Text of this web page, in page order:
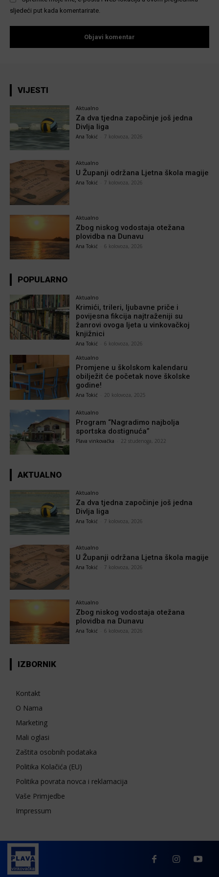
sljedeći put kada komentarirate.
VIJESTI
Aktualno
Za dva tjedna započinje još jedna
Divlja liga
Ana Tokić 7 kolovoza, 2026
Aktualno
U Županji održana Ljetna škola magije
Ana Tokić 7 kolovoza, 2026
Aktualno
Zbog niskog vodostaja otežana
plovidba na Dunavu
Ana Tokić 6 kolovoza, 2026
POPULARNO
Aktualno
Krimići, trileri, ljubavne priče i
povijesna fikcija najtraženiji su
žanrovi ovoga ljeta u vinkovačkoj
knjižnici
Ana Tokić 6 kolovoza, 2026
Aktualno
Promjene u školskom kalendaru
obilježit će početak nove školske
godine!
Ana Tokić 20 kolovoza, 2025
Aktualno
Program “Nagradimo najbolja
sportska dostignuća”
Plava vinkovačka 22 studenoga, 2022
AKTUALNO
Aktualno
Za dva tjedna započinje još jedna
Divlja liga
Ana Tokić 7 kolovoza, 2026
Aktualno
U Županji održana Ljetna škola magije
Ana Tokić 7 kolovoza, 2026
Aktualno
Zbog niskog vodostaja otežana
plovidba na Dunavu
Ana Tokić 6 kolovoza, 2026
IZBORNIK
Kontakt
O Nama
Marketing
Mali oglasi
Zaštita osobnih podataka
Politika Kolačića (EU)
Politika povrata novca i reklamacija
Vaše Primjedbe
Impressum